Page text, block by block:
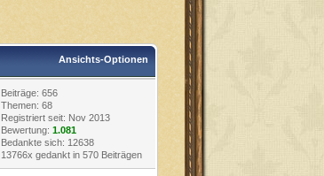
Ansichts-Optionen
Beiträge: 656
Themen: 68
Registriert seit: Nov 2013
Bewertung: 1.081
Bedankte sich: 12638
13766x gedankt in 570 Beiträgen